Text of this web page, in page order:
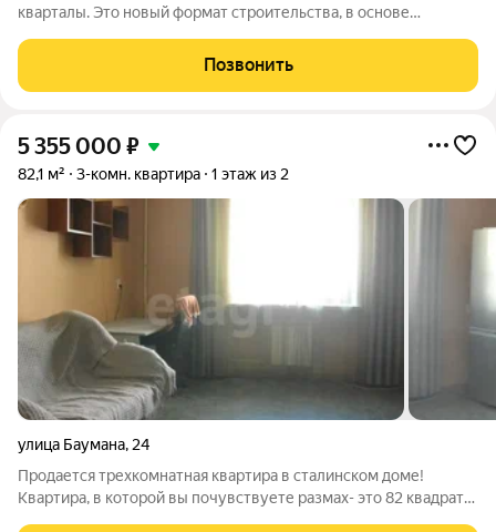
кварталы. Это новый формат строительства, в основе
этажность домов и просторные планировки, небольшое
количество квартир на этаже,
Позвонить
5 355 000 ₽
82,1 м² 3-комн. квартира 1 этаж из 2
улица Баумана, 24
Продается трехкомнатная квартира в сталинском доме!
Квартира, в которой вы почувствуете размах- это 82 квадрата,